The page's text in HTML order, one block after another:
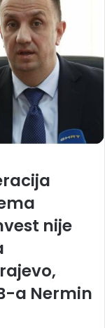
nije
a Nermin